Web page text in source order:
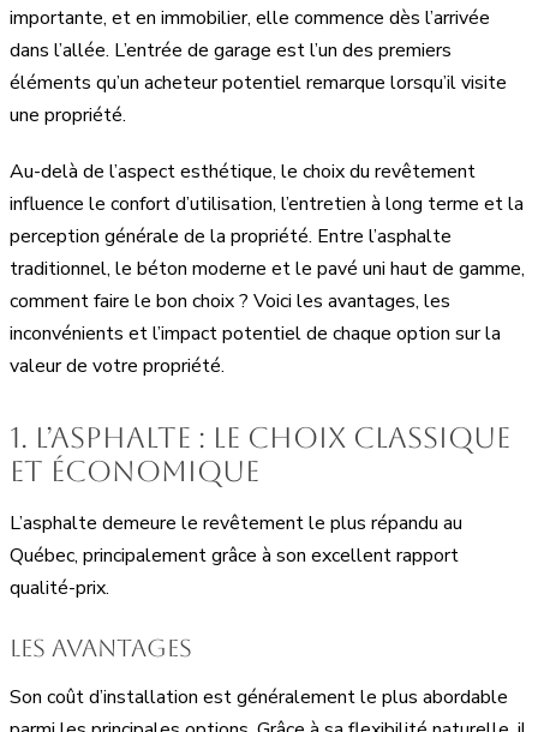
importante, et en immobilier, elle commence dès l’arrivée
dans l’allée. L’entrée de garage est l’un des premiers
éléments qu’un acheteur potentiel remarque lorsqu’il visite
une propriété.
Au-delà de l’aspect esthétique, le choix du revêtement
influence le confort d’utilisation, l’entretien à long terme et la
perception générale de la propriété. Entre l’asphalte
traditionnel, le béton moderne et le pavé uni haut de gamme,
comment faire le bon choix ? Voici les avantages, les
inconvénients et l’impact potentiel de chaque option sur la
valeur de votre propriété.
1. L’asphalte : le choix classique
et économique
L’asphalte demeure le revêtement le plus répandu au
Québec, principalement grâce à son excellent rapport
qualité-prix.
Les avantages
Son coût d’installation est généralement le plus abordable